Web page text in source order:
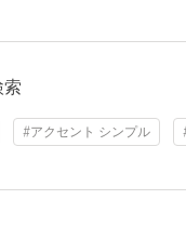
索
#アクセント シンプル